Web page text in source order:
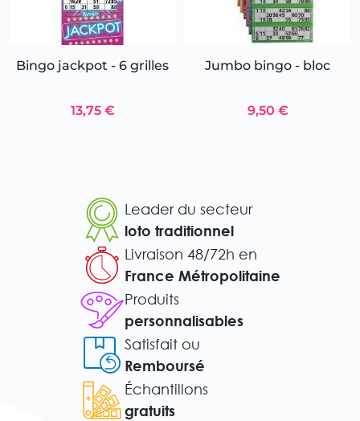
Bingo jackpot - 6 grilles
13,75 €
Jumbo bingo - bloc
9,50 €
Leader du secteur
loto traditionnel
Livraison 48/72h en
France Métropolitaine
Produits
personnalisables
Satisfait ou
Remboursé
Échantillons
gratuits